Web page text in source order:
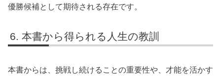
優勝候補として期待される存在です。
本書から得られる人生の教訓
本書からは、挑戦し続けることの重要性や、才能を活かす